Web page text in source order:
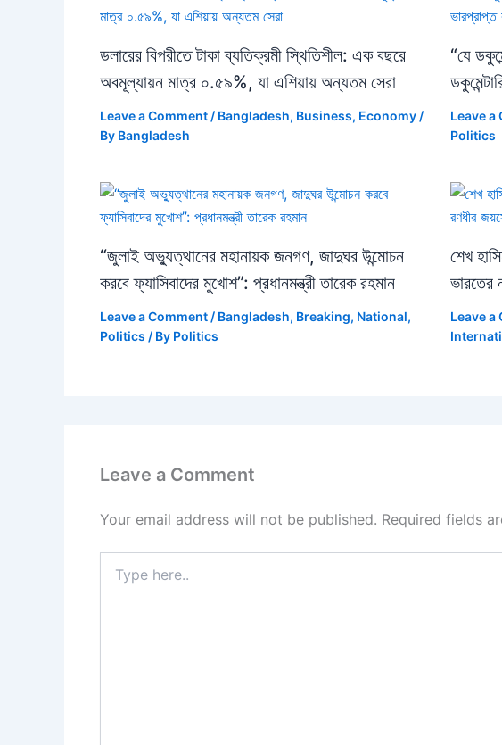
ডলারের বিপরীতে টাকা ব্যতিক্রমী স্থিতিশীল: এক বছরে
অবমূল্যায়ন মাত্র ০.৫৯%, যা এশিয়ায় অন্যতম সেরা
Leave a Comment / Bangladesh, Business, Economy /
By Bangladesh
“যে
Leave a
Politics
“জুলাই অভ্যুত্থানের মহানায়ক জনগণ, জাদুঘর উন্মোচন
করবে ফ্যাসিবাদের মুখোশ”: প্রধানমন্ত্রী তারেক রহমান
Leave a Comment / Bangladesh, Breaking, National,
Politics / By Politics
শেখ
ভারতের
Leave a
Leave a Comment
Your email address will not be published. Required fields
here..